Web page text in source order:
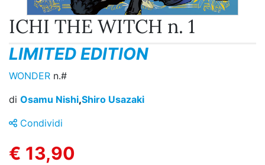
ICHI THE WITCH n. 1
LIMITED EDITION
WONDER n.#
di Osamu Nishi,Shiro Usazaki
Condividi
€ 13,90